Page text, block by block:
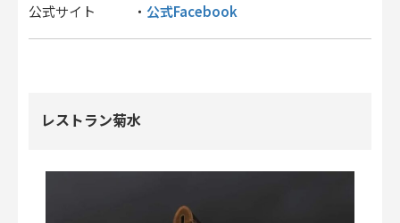
公式サイト
・ 公式Facebook
レストラン菊水